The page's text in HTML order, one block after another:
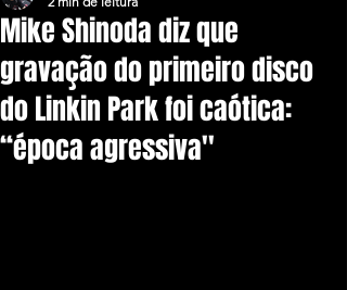
Mike Shinoda diz que
gravação do primeiro disco
do Linkin Park foi caótica:
“época agressiva''